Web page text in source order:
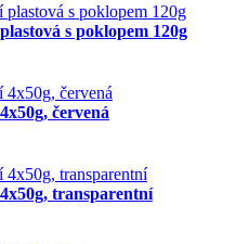
s poklopem 120g
červená
transparentní